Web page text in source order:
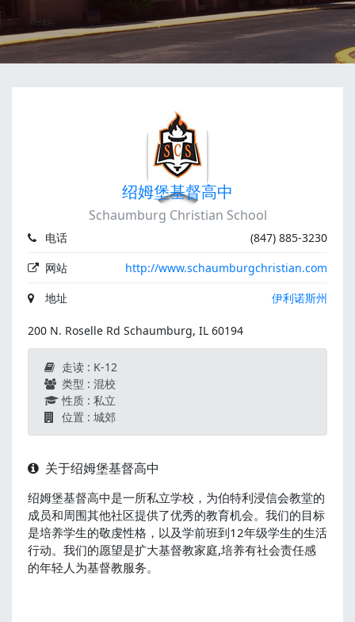
绍姆堡基督高中
Schaumburg Christian School
电话
(847) 885-3230
网站
http://www.schaumburgchristian.com
地址
伊利诺斯州
200 N. Roselle Rd Schaumburg, IL 60194
走读 : K-12
类型 : 混校
性质 : 私立
位置 : 城郊
关于绍姆堡基督高中
绍姆堡基督高中是一所私立学校，为伯特利浸信会教堂的
成员和周围其他社区提供了优秀的教育机会。我们的目标
是培养学生的敬虔性格，以及学前班到12年级学生的生活
行动。我们的愿望是扩大基督教家庭,培养有社会责任感
的年轻人为基督教服务。